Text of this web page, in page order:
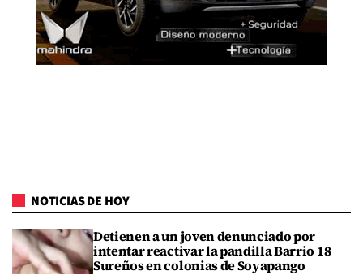
NOTICIAS DE HOY
Detienen a un joven denunciado por
intentar reactivar la pandilla Barrio 18
Sureños en colonias de Soyapango